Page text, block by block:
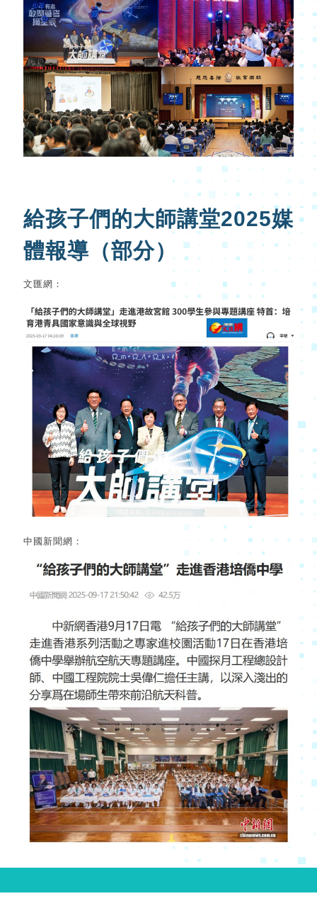
給孩子們的大師講堂2025媒
體報導（部分）
文匯網：
中國新聞網：